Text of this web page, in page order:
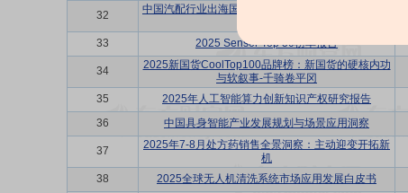
32
中国汽配行业出海国别机会洞察报告：汽车零配件产
33 2025 Sensor Top 50榜单报告
34
2025新国货CoolTop100品牌榜：新国货的硬核内功
与软叙事-千骑卷平冈
35 2025年人工智能算力创新知识产权研究报告
36
中国具身智能产业发展规划与场景应用洞察
37
2025年7-8月处方药销售全景洞察：主动迎变开拓新
机
38 2025全球无人机清洗系统市场应用发展白皮书